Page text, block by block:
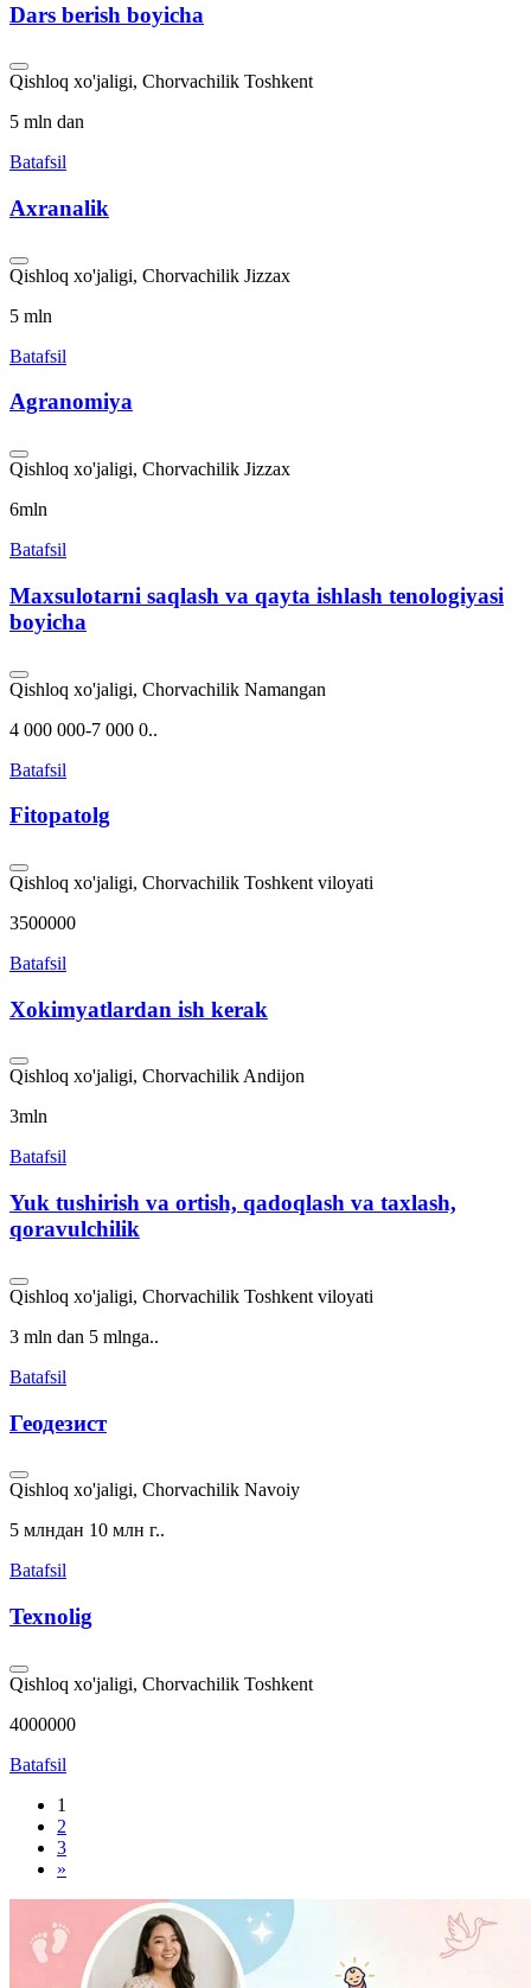
Dars berish boyicha
Qishloq xo'jaligi, Chorvachilik Toshkent
5 mln dan
Batafsil
Axranalik
Qishloq xo'jaligi, Chorvachilik Jizzax
5 mln
Batafsil
Agranomiya
Qishloq xo'jaligi, Chorvachilik Jizzax
6mln
Batafsil
Maxsulotarni saqlash va qayta ishlash tenologiyasi
boyicha
Qishloq xo'jaligi, Chorvachilik Namangan
4 000 000-7 000 0..
Batafsil
Fitopatolg
Qishloq xo'jaligi, Chorvachilik Toshkent viloyati
3500000
Batafsil
Xokimyatlardan ish kerak
Qishloq xo'jaligi, ChorvachilikAndijon
3mln
Batafsil
Yuk tushirish va ortish, qadoqlash va taxlash,
qoravulchilik
Qishloq xo'jaligi, Chorvachilik Toshkent viloyati
3 mln dan 5 mlnga..
Batafsil
Геодезист
Qishloq xo'jaligi, Chorvachilik Navoiy
5 млндан 10 млн г..
Batafsil
Texnolig
Qishloq xo'jaligi, Chorvachilik Toshkent
4000000
Batafsil
1
2
3
»